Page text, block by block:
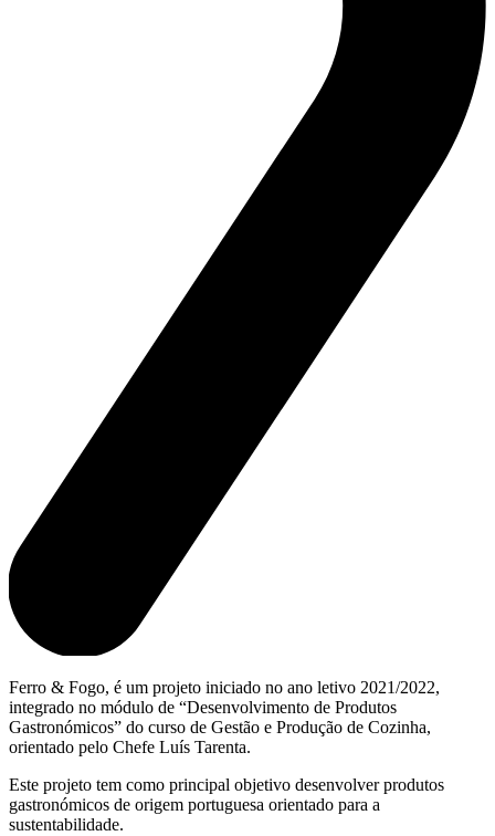
Ferro & Fogo, é um projeto iniciado no ano letivo 2021/2022,
integrado no módulo de “Desenvolvimento de Produtos
Gastronómicos” do curso de Gestão e Produção de Cozinha,
orientado pelo Chefe Luís Tarenta.
Este projeto tem como principal objetivo desenvolver produtos
gastronómicos de origem portuguesa orientado para a
sustentabilidade.